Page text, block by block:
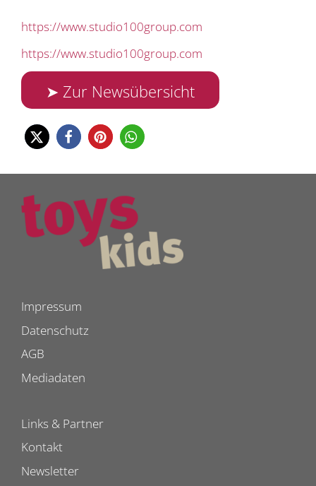
https://www.studio100group.com
https://www.studio100group.com
➤ Zur Newsübersicht
Impressum
Datenschutz
AGB
Mediadaten
Links & Partner
Kontakt
Newsletter